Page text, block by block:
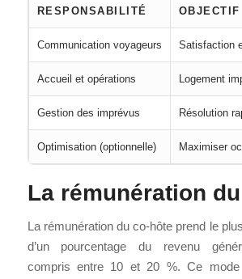
RESPONSABILITÉ OBJECTIF
Communication voyageurs Satisfaction
Accueil et opérations Logement
Gestion des imprévus Résolution
Optimisation (optionnelle) Maximiser
La rémunération
La rémunération du co-hôte prend le
d’un pourcentage du revenu
compris entre 10 et 20 %. Ce mode